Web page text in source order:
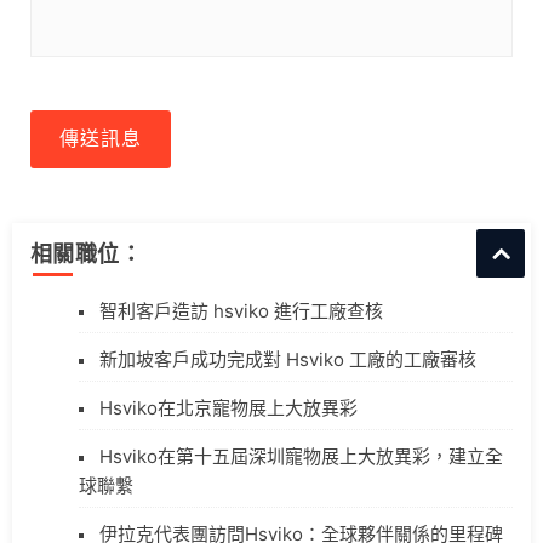
傳送訊息
相關職位：
智利客戶造訪 hsviko 進行工廠查核
新加坡客戶成功完成對 Hsviko 工廠的工廠審核
Hsviko在北京寵物展上大放異彩
Hsviko在第十五屆深圳寵物展上大放異彩，建立全
球聯繫
伊拉克代表團訪問Hsviko：全球夥伴關係的里程碑